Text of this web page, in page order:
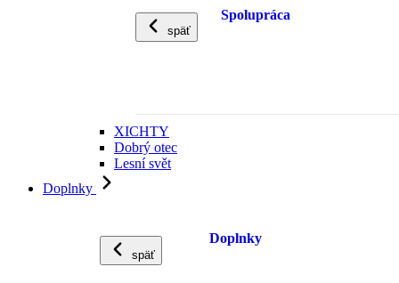
späť
Spolupráca
XICHTY
Dobrý otec
Lesní svět
Doplnky
späť
Doplnky